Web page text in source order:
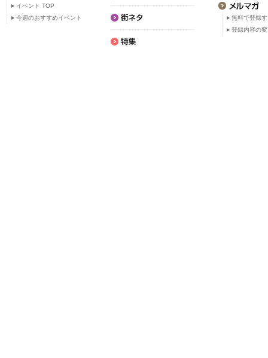
イベント TOP
今週のおすすめイベント
無料で登録
登録内容の